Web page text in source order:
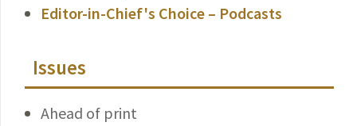
Editor-in-Chief's Choice – Podcasts
Issues
Ahead of print